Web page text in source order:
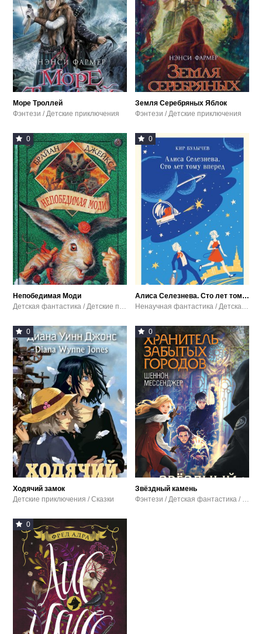
Море Троллей
Фэнтези / Детские приключения
Земля Серебряных Яблок
Фэнтези / Детские приключения
0
Непобедимая Моди
Детская фантастика / Детские приключения / Фэнтези
0
Алиса Селезнева. Сто лет тому вперед
Ненаучная фантастика / Детская фантастика / Детские приключения
0
Ходячий замок
Детские приключения / Сказки
0
Звёздный камень
Фэнтези / Детская фантастика / Детские приключения / Зарубежные детские книги / Зарубежное фэнтези
0